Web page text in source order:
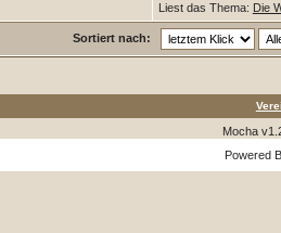
Liest das Thema: Die
Sortiert nach:
Mocha
Powered